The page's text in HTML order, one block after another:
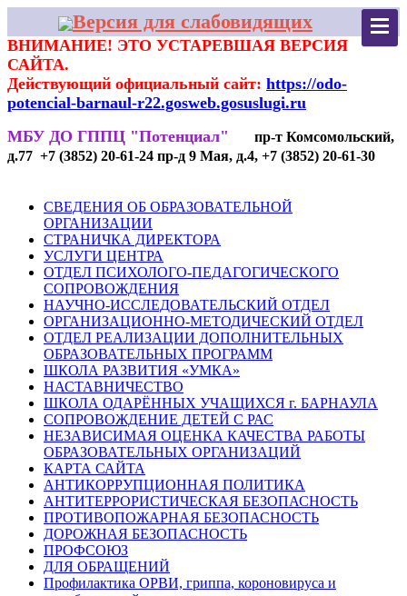
Версия для слабовидящих
ВНИМАНИЕ! ЭТО УСТАРЕВШАЯ ВЕРСИЯ
САЙТА.
Действующий официальный сайт: https://odo-
potencial-barnaul-r22.gosweb.gosuslugi.ru
МБУ ДО ГППЦ "Потенциал"
пр-т Комсомольский,
д.77 +7 (3852) 20-61-24 пр-д 9 Мая, д.4, +7 (3852) 20-61-30
СВЕДЕНИЯ ОБ ОБРАЗОВАТЕЛЬНОЙ
ОРГАНИЗАЦИИ
СТРАНИЧКА ДИРЕКТОРА
УСЛУГИ ЦЕНТРА
ОТДЕЛ ПСИХОЛОГО-ПЕДАГОГИЧЕСКОГО
СОПРОВОЖДЕНИЯ
НАУЧНО-ИССЛЕДОВАТЕЛЬСКИЙ ОТДЕЛ
ОРГАНИЗАЦИОННО-МЕТОДИЧЕСКИЙ ОТДЕЛ
ОТДЕЛ РЕАЛИЗАЦИИ ДОПОЛНИТЕЛЬНЫХ
ОБРАЗОВАТЕЛЬНЫХ ПРОГРАММ
ШКОЛА РАЗВИТИЯ «УМКА»
НАСТАВНИЧЕСТВО
ШКОЛА ОДАРЁННЫХ УЧАЩИХСЯ г. БАРНАУЛА
СОПРОВОЖДЕНИЕ ДЕТЕЙ С РАС
НЕЗАВИСИМАЯ ОЦЕНКА КАЧЕСТВА РАБОТЫ
ОБРАЗОВАТЕЛЬНЫХ ОРГАНИЗАЦИЙ
КАРТА САЙТА
АНТИКОРРУПЦИОННАЯ ПОЛИТИКА
АНТИТЕРРОРИСТИЧЕСКАЯ БЕЗОПАСНОСТЬ
ПРОТИВОПОЖАРНАЯ БЕЗОПАСНОСТЬ
ДОРОЖНАЯ БЕЗОПАСНОСТЬ
ПРОФСОЮЗ
ДЛЯ ОБРАЩЕНИЙ
Профилактика ОРВИ, гриппа, короновируса и